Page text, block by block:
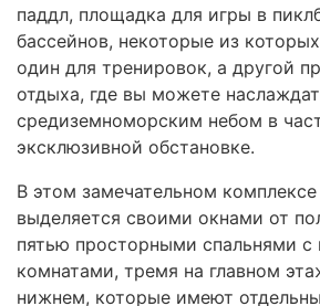
паддл, площадка для игры в
бассейнов, некоторые из
один для тренировок, а другой
отдыха, где вы можете
средиземноморским небом в
эксклюзивной обстановке.
В этом замечательном комплексе
выделяется своими окнами от
пятью просторными спальнями с
комнатами, тремя на главном
нижнем, которые имеют